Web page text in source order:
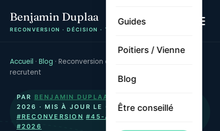
Benjamin Duplaa
RECONVERSION · DÉCISION · TRAJECTOIRE
Guides
Poitiers / Vienne
Blog
Être conseillé
Accueil · Blog · Reconversion à 45 ans : 45 métiers qui
recrutent
PAR BENJAMIN DUPLAA
2026 · MIS À JOUR LE 6 AOÛT 2026·
#RECONVERSION #45-ANS
#2026